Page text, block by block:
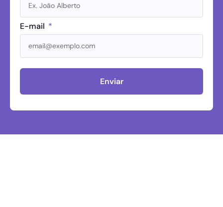
E-mail
Enviar